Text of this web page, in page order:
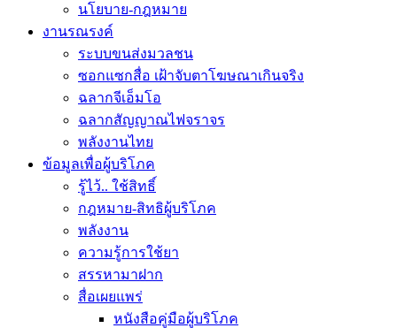
นโยบาย-กฎหมาย
งานรณรงค์
ระบบขนส่งมวลชน
ซอกแซกสื่อ เฝ้าจับตาโฆษณาเกินจริง
ฉลากจีเอ็มโอ
ฉลากสัญญาณไฟจราจร
พลังงานไทย
ข้อมูลเพื่อผู้บริโภค
รู้ไว้.. ใช้สิทธิ์
กฎหมาย-สิทธิผู้บริโภค
พลังงาน
ความรู้การใช้ยา
สรรหามาฝาก
สื่อเผยแพร่
หนังสือคู่มือผู้บริโภค